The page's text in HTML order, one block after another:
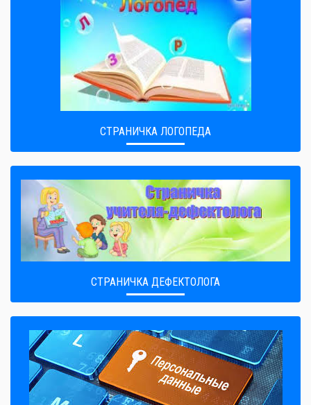
СТРАНИЧКА ЛОГОПЕДА
СТРАНИЧКА ДЕФЕКТОЛОГА